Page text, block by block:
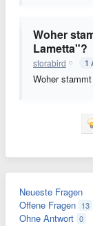
Woher
Lametta"?
storabird 1
Woher
Neueste Fragen
Offene Fragen 13
Ohne Antwort 0